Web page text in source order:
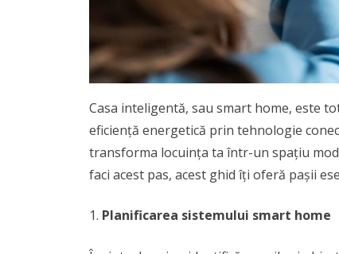
Casa inteligentă, sau smart home, este
eficiență energetică prin tehnologie
transforma locuința ta într-un spațiu
faci acest pas, acest ghid îți oferă pașii
Planificarea sistemului smart home